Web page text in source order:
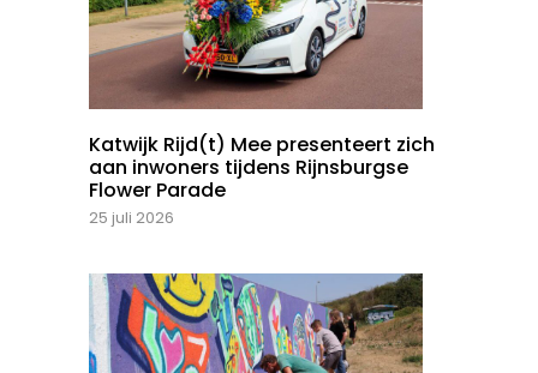
Katwijk Rijd(t) Mee presenteert zich
aan inwoners tijdens Rijnsburgse
Flower Parade
25 juli 2026